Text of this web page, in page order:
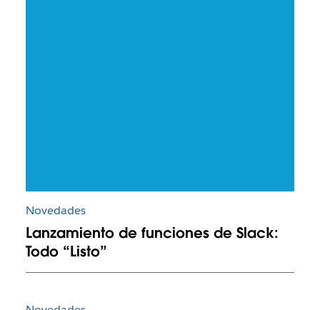
Novedades
Lanzamiento de funciones de Slack:
Todo “Listo”